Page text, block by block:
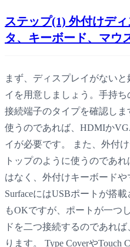
ステップ(1) 外付けデ
タ、キーボード、マウ
まず、ディスプレイがない
イを用意しましょう。手持ち
接続端子のタイプを確認しま
使うのであれば、HDMIか
イが必要です。 また、外付
トップのように使うのであれ
はなく、外付けキーボードや
SurfaceにはUSBポートが搭
もOKですが、ポートが一つ
ドを二つ接続するのであれ
ります。 Type CoverやTouch